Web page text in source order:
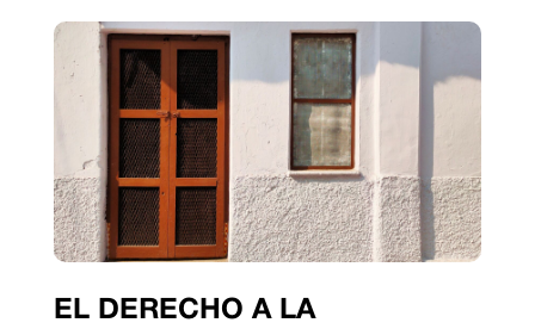
EL DERECHO A LA